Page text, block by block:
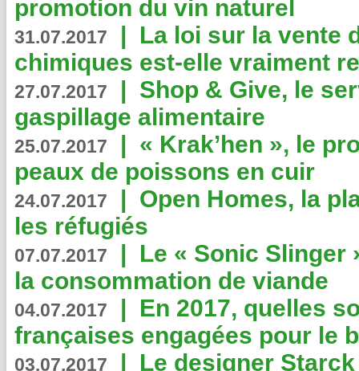
promotion du vin naturel
31.07.2017 | La loi sur la vente
chimiques est-elle vraiment
27.07.2017 | Shop & Give, le
gaspillage alimentaire
25.07.2017 | « Krak’hen », le
peaux de poissons en cuir
24.07.2017 | Open Homes, la
les réfugiés
07.07.2017 | Le « Sonic Slinger
la consommation de viande
04.07.2017 | En 2017, quelles
françaises engagées pour le
03.07.2017 | Le designer